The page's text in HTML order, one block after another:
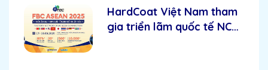
HardCoat Việt Nam tham
gia triển lãm quốc tế NC